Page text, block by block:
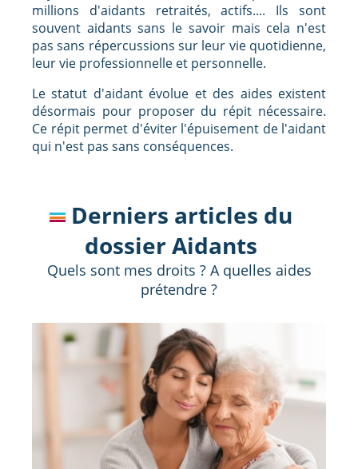
millions d'aidants retraités, actifs.... Ils sont
souvent aidants sans le savoir mais cela n'est
pas sans répercussions sur leur vie quotidienne,
leur vie professionnelle et personnelle.
Le statut d'aidant évolue et des aides existent
désormais pour proposer du répit nécessaire.
Ce répit permet d'éviter l'épuisement de l'aidant
qui n'est pas sans conséquences.
Derniers articles du
dossier Aidants
Quels sont mes droits ? A quelles aides
prétendre ?